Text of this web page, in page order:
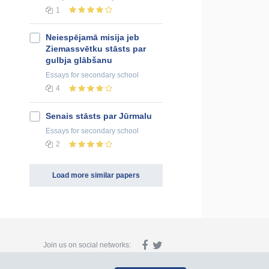
1
Neiespējamā misija jeb
Ziemassvētku stāsts par
gulbja glābšanu
Essays for secondary school
4
Senais stāsts par Jūrmalu
Essays for secondary school
2
Load more similar papers
Join us on social networks: